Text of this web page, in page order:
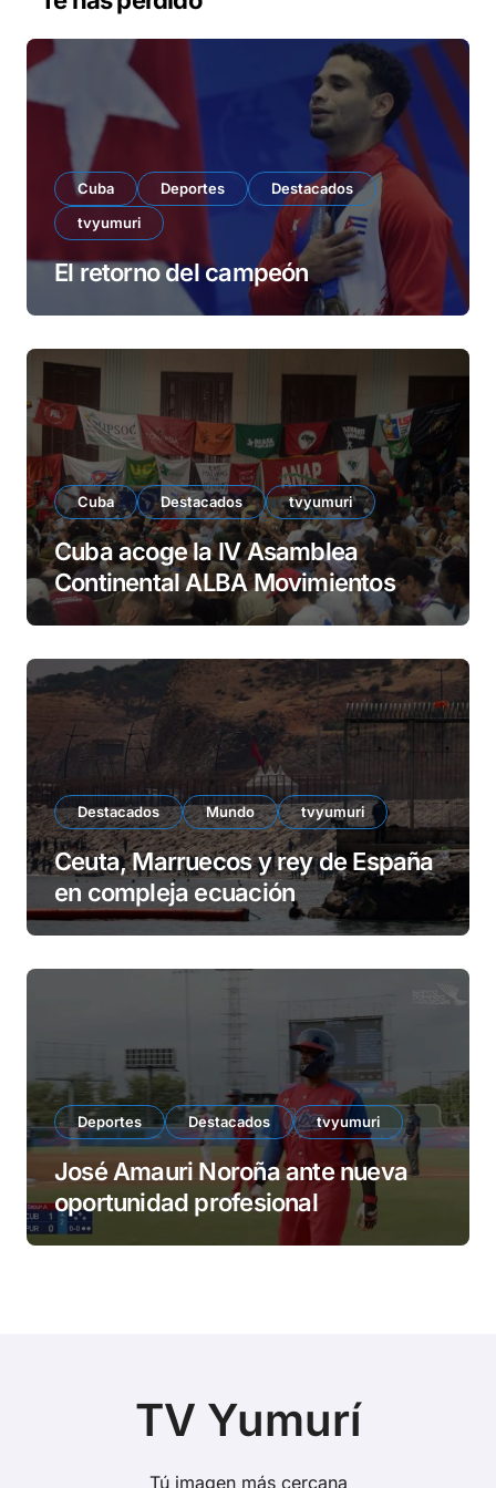
d
Cuba Deportes
Destacados
tvyumuri
El retorno del campeón
Cuba Destacados tvyumuri
Cuba acoge la IV Asamblea
Continental ALBA Movimientos
Destacados Mundo tvyumuri
Ceuta, Marruecos y rey de España
en compleja ecuación
Deportes Destacados tvyumuri
José Amauri Noroña ante nueva
oportunidad profesional
TV Yumurí
Tú imagen más cercana